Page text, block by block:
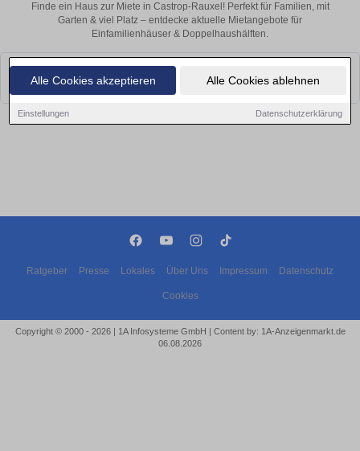
Alle Cookies akzeptieren Alle Cookies ablehnen
Einstellungen Datenschutzerklärung
Finde ein Haus zur Miete in Castrop-Rauxel! Perfekt für Familien, mit
Garten & viel Platz – entdecke aktuelle Mietangebote für
Einfamilienhäuser & Doppelhaushälften.
Leider konnten wir derzeit keine passenden Objekte finden. Schauen Sie
bald wieder vorbei!
Ratgeber Presse Lokales Über Uns Impressum Datenschutz
Cookies
Copyright © 2000 - 2026 | 1A Infosysteme GmbH | Content by: 1A-Anzeigenmarkt.de
06.08.2026